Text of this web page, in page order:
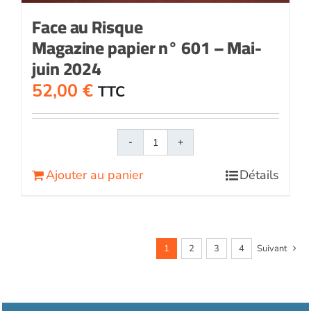
Face au Risque
Magazine papier n° 601 – Mai-
juin 2024
52,00 € TTC
quantité
n°
601
Ajouter au panier Détails
1 2 3 4 Suivant